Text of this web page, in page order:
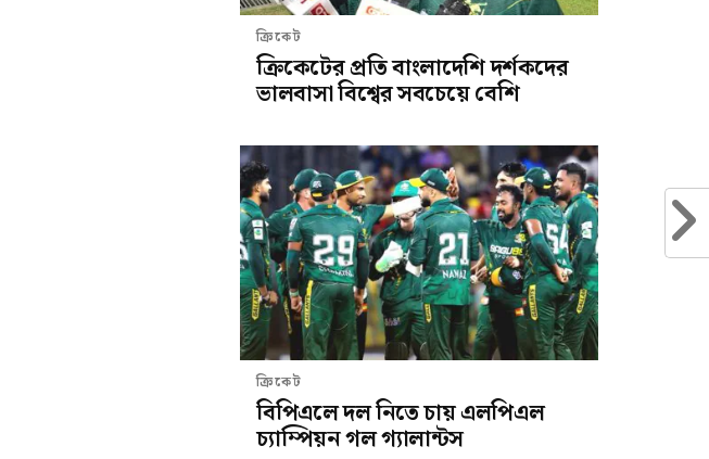
ক্রিকেট
ক্রিকেটের প্রতি বাংলাদেশি দর্শকদের
ভালবাসা বিশ্বের সবচেয়ে বেশি
ক্রিকেট
বিপিএলে দল নিতে চায় এলপিএল
চ্যাম্পিয়ন গল গ্যালান্টস